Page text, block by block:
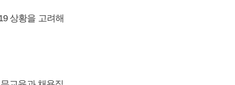
상황을 고려해